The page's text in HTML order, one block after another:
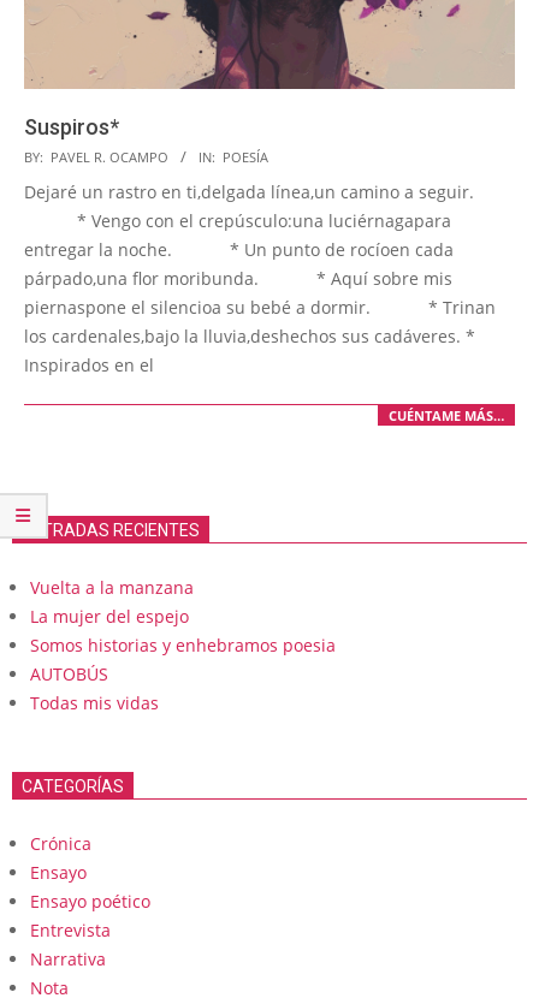
Suspiros*
2025-
07-
BY: PAVEL R. OCAMPO IN: POESÍA
Dejaré un rastro en ti,delgada línea,un camino a seguir.
* Vengo con el crepúsculo:una luciérnagapara
entregar la noche. * Un punto de rocíoen cada
párpado,una flor moribunda. * Aquí sobre mis
piernaspone el silencioa su bebé a dormir. * Trinan
los cardenales,bajo la lluvia,deshechos sus cadáveres. *
Inspirados en el
CUÉNTAME MÁS…
ENTRADAS RECIENTES
Vuelta a la manzana
La mujer del espejo
Somos historias y enhebramos poesia
AUTOBÚS
Todas mis vidas
CATEGORÍAS
Crónica
Ensayo
Ensayo poético
Entrevista
Narrativa
Nota